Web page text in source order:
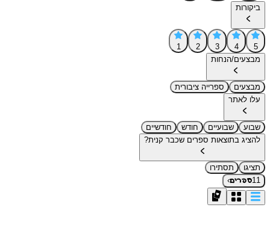
ביקורות
5
4
3
2
1
מבצעים/הנחות
מבצעים
ספרייה ציבורית
עלו לאתר
שבוע שבועיים חודש
חודשיים
להציג בתוצאות ספרים שכבר קנית?
תציגו
תסתירו
11ספרים›